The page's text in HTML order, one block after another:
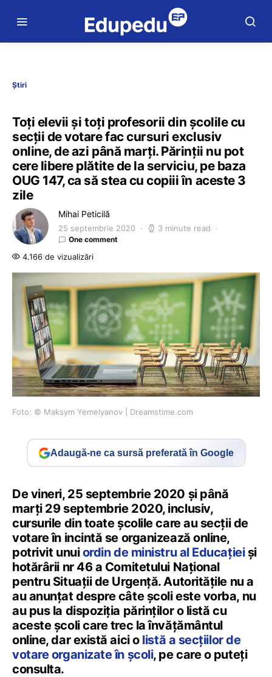
Știri
Toți elevii și toți profesorii din școlile cu
secții de votare fac cursuri exclusiv
online, de azi până marți. Părinții nu pot
cere libere plătite de la serviciu, pe baza
OUG 147, ca să stea cu copiii în aceste 3
zile
Mihai Peticilă
25 septembrie 2020 3 minute read
One comment
4.166 de vizualizări
Foto: © Maksym Yemelyanov | Dreamstime.com
Adaugă-ne ca sursă preferată în Google
De vineri, 25 septembrie 2020 și până
marți 29 septembrie 2020, inclusiv,
cursurile din toate școlile care au secții de
votare în incintă se organizează online,
potrivit unuiordin de ministru al Educației și
hotărârii nr 46 a Comitetului Național
pentru Situații de Urgență. Autoritățile nu a
au anunțat despre câte școli este vorba, nu
au pus la dispoziția părinților o listă cu
aceste școli care trec la învățământul
online, dar există aici o listă a secțiilor de
votare organizate în școli, pe care o puteți
consulta.